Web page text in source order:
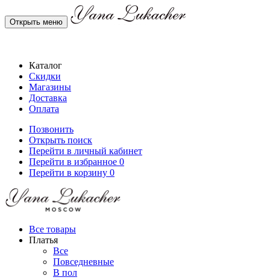
Открыть меню
Каталог
Скидки
Магазины
Доставка
Оплата
Позвонить
Открыть поиск
Перейти в личный кабинет
Перейти в избранное 0
Перейти в корзину 0
Все товары
Платья
Все
Повседневные
В пол